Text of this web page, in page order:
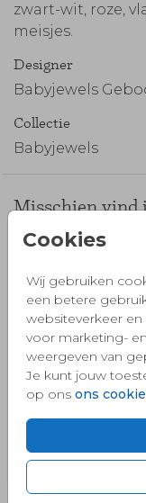
Cookies
Wij gebruiken
een betere
websiteverkeer en
voor marketing-
weergeven van
Je kunt jouw
op ons ons
zwart-wit, roze,
meisjes.
Designer
Babyjewels
Collectie
Babyjewels
Misschien vind